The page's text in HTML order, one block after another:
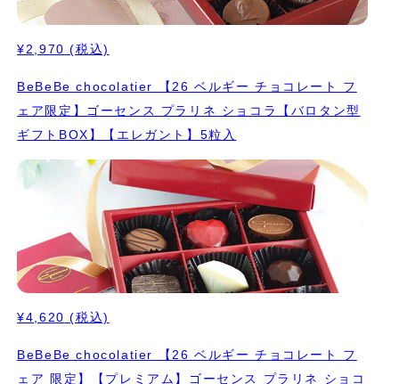
¥2,970 (税込)
BeBeBe chocolatier 【26 ベルギー チョコレート フ
ェア限定】ゴーセンス プラリネ ショコラ【バロタン型
ギフトBOX】【エレガント】5粒入
¥4,620 (税込)
BeBeBe chocolatier 【26 ベルギー チョコレート フ
ェア 限定】【プレミアム】ゴーセンス プラリネ ショコ